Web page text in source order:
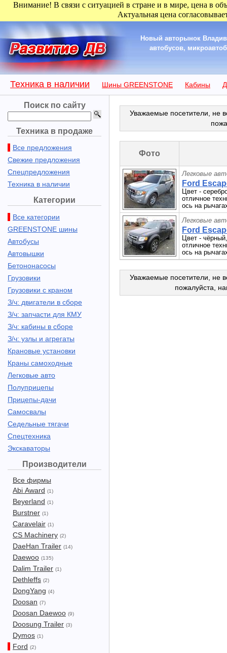
Внимание! В связи с ситуацией в стране и в мире, цена в
Актуальная цена
Новый авторынок
автобусов,
Техника в наличии Шины GREENSTONE Кабины
Поиск по сайту
Техника в продаже
Все предложения
Свежие предложения
Спецпредложения
Техника в наличии
Категории
Все категории
GREENSTONE шины
Автобусы
Автовышки
Бетононасосы
Грузовики
Грузовики с краном
З/ч: двигатели в сборе
З/ч: запчасти для КМУ
З/ч: кабины в сборе
З/ч: узлы и агрегаты
Крановые установки
Краны самоходные
Легковые авто
Полуприцепы
Прицепы-дачи
Самосвалы
Седельные тягачи
Спецтехника
Экскаваторы
Производители
Все фирмы
Abi Award (1)
Beyerland (1)
Burstner (1)
Caravelair (1)
CS Machinery (2)
DaeHan Trailer (14)
Daewoo (135)
Dalim Trailer (1)
Dethleffs (2)
DongYang (4)
Doosan (7)
Doosan Daewoo (9)
Doosung Trailer (3)
Dymos (1)
Ford (2)
Уважаемые посетители, не
Фото
Легковые
Ford
Цвет -
отличное
ось на
Легковые
Ford
Цвет -
отличное
ось на
Уважаемые посетители, не
пожалуйста,